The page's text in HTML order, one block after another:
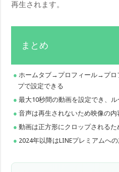
再生されます。
まとめ
ホームタブ→プロフィール→プロ
プで設定できる
最大10秒間の動画を設定でき、
音声は再生されないため映像の内
動画は正方形にクロップされる
2024年以降はLINEプレミアムへ